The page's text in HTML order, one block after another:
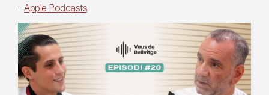
- Apple Podcasts